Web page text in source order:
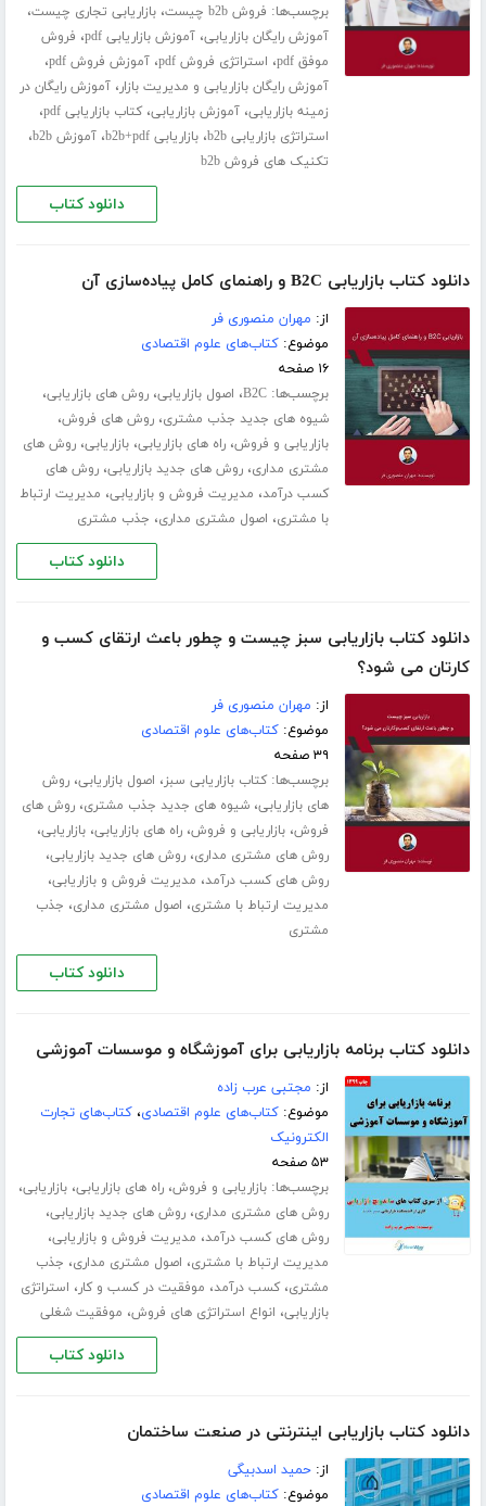
برچسب‌ها: فروش b2b چیست ،بازاریابی تجاری چیست،
آموزش رایگان بازاریابی،آموزش بازاریابی pdf ، فروش
موفق pdf
، استراتژی فروش pdf ،آموزش فروش pdf ،
آموزش رایگان بازاریابی و مدیریت بازار،آموزش رایگان در
زمینه بازاریابی،آموزش بازاریابی،کتاب بازاریابی pdf ،
استراتژی بازاریابی b2b ،بازاریابی b2b+pdf ،آموزش b2b ،
تکنیک های فروش b2b
دانلود کتاب
دانلود کتاب بازاریابی B2C و راهنمای کامل پیاده‌سازی آن
از: مهران منصوری فر
موضوع:کتاب‌های علوم اقتصادی
۱۶ صفحه
برچسب‌ها:B2C، اصول بازاریابی،روش های بازاریابی،
شیوه های جدید جذب مشتری،روش های فروش،
بازاریابی و فروش،راه های بازاریابی،بازاریابی،روش های
مشتری مداری،روش های جدید بازاریابی،روش های
کسب درآمد، مدیریت فروش و بازاریابی، مدیریت ارتباط
با مشتری، اصول مشتری مداری، جذب مشتری
دانلود کتاب
دانلود کتاب بازاریابی سبز چیست و چطور باعث ارتقای کسب و‌
کارتان می شود؟
از: مهران منصوری فر
موضوع:کتاب‌های علوم اقتصادی
۳۹ صفحه
برچسب‌ها:کتاب بازاریابی سبز، اصول بازاریابی،روش
های بازاریابی،شیوه های جدید جذب مشتری،روش های
فروش،بازاریابی و فروش،راه های بازاریابی،بازاریابی،
روش های مشتری مداری،روش های جدید بازاریابی،
روش های کسب درآمد، مدیریت فروش و بازاریابی،
مدیریت ارتباط با مشتری، اصول مشتری مداری، جذب
مشتری
دانلود کتاب
دانلود کتاب برنامه بازاریابی برای آموزشگاه و موسسات آموزشی
از: مجتبی عرب زاده
موضوع:کتاب‌های علوم اقتصادی،کتاب‌های تجارت
الکترونیک
۵۳ صفحه
برچسب‌ها:بازاریابی و فروش،راه های بازاریابی،بازاریابی،
روش های مشتری مداری،روش های جدید بازاریابی،
روش های کسب درآمد، مدیریت فروش و بازاریابی،
مدیریت ارتباط با مشتری، اصول مشتری مداری، جذب
مشتری،کسب درآمد، موفقیت در کسب و کار، استراتژی
بازاریابی، انواع استراتژی های فروش، موفقیت شغلی
دانلود کتاب
دانلود کتاب بازاریابی اینترنتی در صنعت ساختمان
از:حمید اسدبیگی
موضوع:کتاب‌های علوم اقتصادی